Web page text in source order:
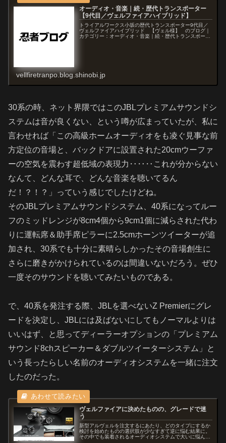
オーディオ・音楽｜続・歴代トランスポーター
【9代目／ヴェルファイアハイブリッド】
トライアルワークス小坂の歴代トランスポーター9代目／
ヴェルファイアハイブリッド 【ヴェル様】 のブログ｜
カテゴリー：オーディオ・音楽｜続・歴代トランスポータ
vellfiretranpo.blog.shinobi.jp
30系の時、ネット界隈ではこのJBLプレミアムサウンドシ
ステムは音が良くない、という噂が広まっていたが、私に
言わせれば「この高級ホームオーディオをも凌ぐ見事な前
方定位の音場と、バックドアに設置された20cmウーファ
ーの空気を震わす超低域の表現力‥‥‥これが分からない
なんて、どんな耳で、どんな音楽を聴いてるん
だ！？！？」っていう感じでしたけどね。
そのJBLプレミアムサウンドシステム、40系になってルー
フのミッドレンジが8cm4個から9cm1個に減らされた代わ
りに運転席＆助手席ピラーに2.5cmホーンツイーターが追
加され、30系でも十分に素晴らしかったその音場創生に
さらに磨きがかけられているのは間違いないだろう。ぜひ
一度そのサウンドを聴いてみたいものである。
で、40系を発注する際、JBLを選べないZ Premierにグレ
ードを決定し、JBLには及ばないにしてもノーマルよりは
いいはず、と思ってディーラーオプションの「プレミアム
サウンド8chスピーカー＆ダブルツイーターシステム」と
いう長ったらしい名前のオーディオシステムを一緒に注文
したのだった。
ヴェルファイアに決めたものの、グレードで迷
う
新型アルヴェルを注文するにあたり、どのタイプにするか
検討を始めたものの選択肢が少なすぎて逆に悩む結果に。
その中でも装着されるオーディオシステムで大いに悩んだ